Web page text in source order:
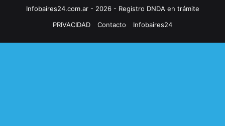
Infobaires24.com.ar - 2026 - Registro DNDA en trámite
PRIVACIDAD
Contacto Infobaires24